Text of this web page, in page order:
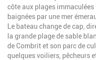
côte aux plages
baignées par une mer
Le bateau change de cap,
la grande plage de sable
de Combrit et son parc de
quelques voiliers, pêcheurs